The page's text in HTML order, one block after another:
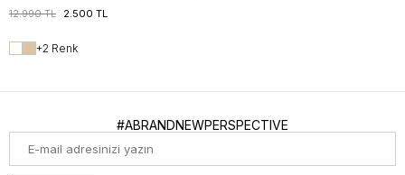
2.500 TL
12.990 TL
+2 Renk
#ABRANDNEWPERSPECTIVE